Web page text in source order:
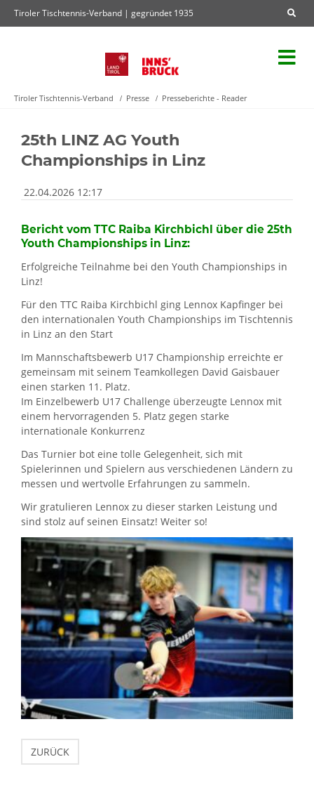
Tiroler Tischtennis-Verband | gegründet 1935
Tiroler Tischtennis-Verband Presse Presseberichte - Reader
25th LINZ AG Youth
Championships in Linz
22.04.2026 12:17
Bericht vom TTC Raiba Kirchbichl über die 25th
Youth Championships in Linz:
Erfolgreiche Teilnahme bei den Youth Championships in
Linz!
Für den TTC Raiba Kirchbichl ging Lennox Kapfinger bei
den internationalen Youth Championships im Tischtennis
in Linz an den Start
Im Mannschaftsbewerb U17 Championship erreichte er
gemeinsam mit seinem Teamkollegen David Gaisbauer
einen starken 11. Platz.
Im Einzelbewerb U17 Challenge überzeugte Lennox mit
einem hervorragenden 5. Platz gegen starke
internationale Konkurrenz
Das Turnier bot eine tolle Gelegenheit, sich mit
Spielerinnen und Spielern aus verschiedenen Ländern zu
messen und wertvolle Erfahrungen zu sammeln.
Wir gratulieren Lennox zu dieser starken Leistung und
sind stolz auf seinen Einsatz! Weiter so!
ZURÜCK